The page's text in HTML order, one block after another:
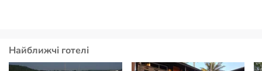
Найближчі готелі